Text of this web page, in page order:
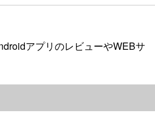
アプリのレビューやWEBサ